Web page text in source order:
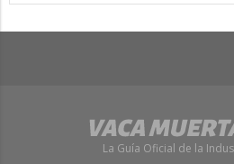
La Guía Oficial de la